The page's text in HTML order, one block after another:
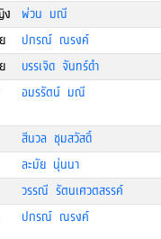
ง
พ่วน มณี
ปกรณ์ ณรงค์
บรรเจิด จันทร์ดำ
อมรรัตน์ มณี
สีนวล ชุมสวัสดิ์
ละมัย นุ่นนา
วรรณี รัตนเศวตสรรค์
ปกรณ์ ณรงค์